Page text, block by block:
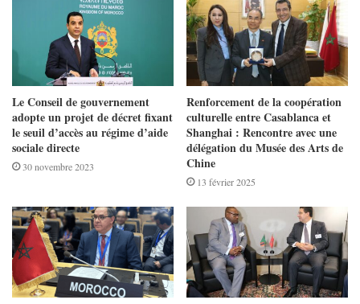
Le Conseil de gouvernement
adopte un projet de décret fixant
le seuil d’accès au régime d’aide
sociale directe
30 novembre 2023
Renforcement de la coopération
culturelle entre Casablanca et
Shanghai : Rencontre avec une
délégation du Musée des Arts de
Chine
13 février 2025